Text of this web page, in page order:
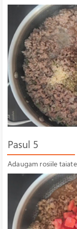
Pasul 5
Adaugam rosiile